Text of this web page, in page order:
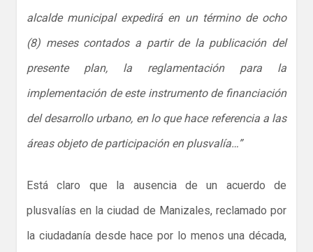
alcalde municipal expedirá en un término de ocho
(8) meses contados a partir de la publicación del
presente plan, la reglamentación para la
implementación de este instrumento de financiación
del desarrollo urbano, en lo que hace referencia a las
áreas objeto de participación en plusvalía…”
Está claro que la ausencia de un acuerdo de
plusvalías en la ciudad de Manizales, reclamado por
la ciudadanía desde hace por lo menos una década,